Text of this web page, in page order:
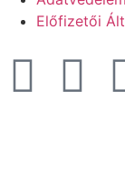
Előfizetői